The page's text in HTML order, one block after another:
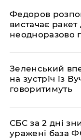
​Федоров
вистачає
неодноразово
​Зеленський
на зустріч із
говоритимуть
​СБС за 2 дні
уражені база